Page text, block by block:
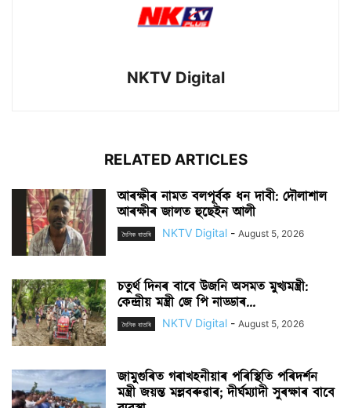
NKTV Digital
RELATED ARTICLES
আৰক্ষীৰ নামত বলপূৰ্বক ধন দাবী: দৌলাশাল
আৰক্ষীৰ জালত হুছেইন আলী
দৈনিক বাতৰি NKTV Digital - August 5, 2026
চতুৰ্থ দিনৰ বাবে উজনি অসমত মুখ্যমন্ত্ৰী:
কেন্দ্ৰীয় মন্ত্ৰী জে পি নাড্ডাৰ...
দৈনিক বাতৰি NKTV Digital - August 5, 2026
জামুগুৰিত গৰাখহনীয়াৰ পৰিস্থিতি পৰিদৰ্শন
মন্ত্ৰী জয়ন্ত মল্লবৰুৱাৰ; দীৰ্ঘম্যাদী সুৰক্ষাৰ বাবে